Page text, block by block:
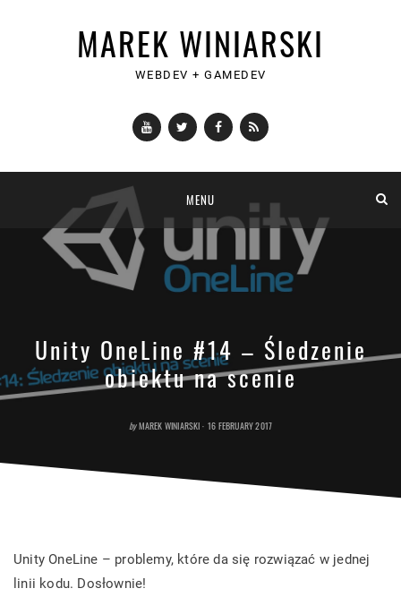
MAREK WINIARSKI
WEBDEV + GAMEDEV
YouTubeTwitterFacebook
RSS
content
MENU
Unity OneLine #14 – Śledzenie
obiektu na scenie
byMAREK WINIARSKI POSTED
16 FEBRUARY 2017
Unity OneLine – problemy, które da się rozwiązać w jednej
linii kodu. Dosłownie!